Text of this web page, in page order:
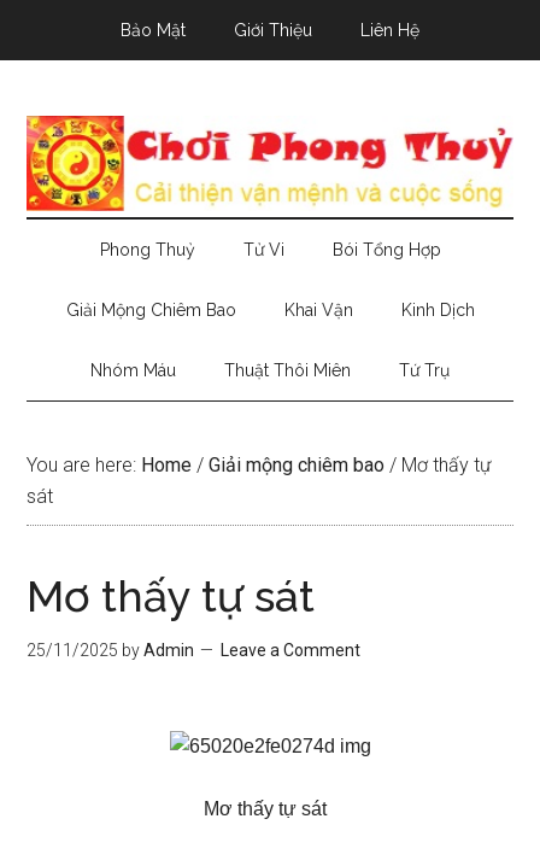
Bảo Mật Giới Thiệu Liên Hệ
Phong Thuỷ Tử Vi Bói Tổng Hợp
Giải Mộng Chiêm Bao Khai Vận Kinh Dịch
Nhóm Máu Thuật Thôi Miên Tứ Trụ
You are here: Home / Giải mộng chiêm bao / Mơ thấy tự
sát
Mơ thấy tự sát
25/11/2025 byAdmin Leave a Comment
Mơ thấy tự sát